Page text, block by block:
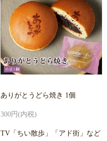
ありがとうどら焼き 1個
300円(内税)
TV「ちい散歩」「アド街」など